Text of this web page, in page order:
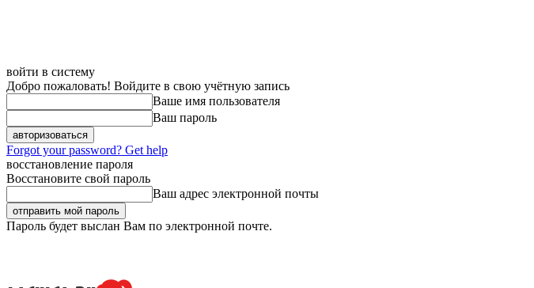
войти в систему
Добро пожаловать! Войдите в свою учётную запись
Ваше имя пользователя
Ваш пароль
Forgot your password? Get help
восстановление пароля
Восстановите свой пароль
Ваш адрес электронной почты
Пароль будет выслан Вам по электронной почте.